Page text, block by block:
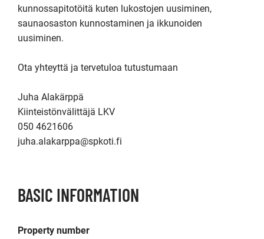
kunnossapitotöitä kuten lukostojen uusiminen,
saunaosaston kunnostaminen ja ikkunoiden
uusiminen.
Ota yhteyttä ja tervetuloa tutustumaan
Juha Alakärppä
Kiinteistönvälittäjä LKV
050 4621606
juha.alakarppa@spkoti.fi
BASIC INFORMATION
Property number